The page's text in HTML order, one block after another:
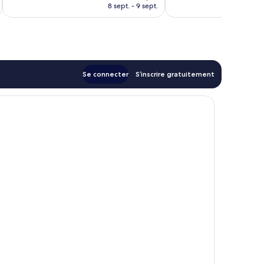
prix
8 sept. - 9 sept.
Se connecter S’inscrire gratuitement